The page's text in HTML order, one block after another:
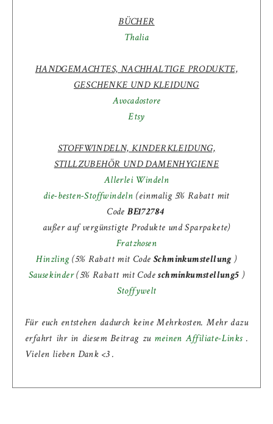
BÜCHER
Thalia
HANDGEMACHTES, NACHHALTIGE PRODUKTE,
GESCHENKE UND KLEIDUNG
Avocadostore
Etsy
STOFFWINDELN, KINDERKLEIDUNG,
STILLZUBEHÖR UND DAMENHYGIENE
Allerlei Windeln
die-besten-Stoffwindeln (einmalig 5% Rabatt mit
CodeBE172784
außer auf vergünstigte Produkte und Sparpakete)
Fratzhosen
Hinzling(5% Rabatt mit Code Schminkumstellung)
Sausekinder(5% Rabatt mit Codeschminkumstellung5 )
Stoffywelt
Für euch entstehen dadurch keine Mehrkosten. Mehr dazu
erfahrt ihr in diesem Beitrag zu meinen Affiliate-Links .
Vielen lieben Dank <3 .